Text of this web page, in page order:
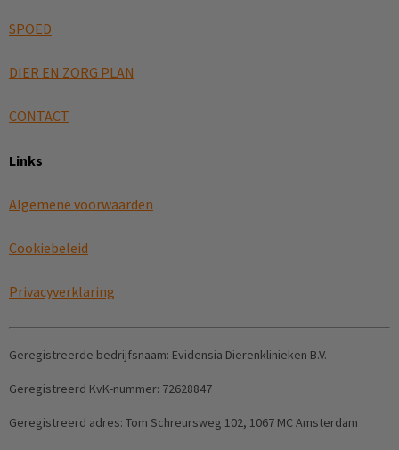
SPOED
DIER EN ZORG PLAN
CONTACT
Links
Algemene voorwaarden
Cookiebeleid
Privacyverklaring
Geregistreerde bedrijfsnaam: Evidensia Dierenklinieken B.V.
Geregistreerd KvK-nummer: 72628847
Geregistreerd adres: Tom Schreursweg 102, 1067 MC Amsterdam